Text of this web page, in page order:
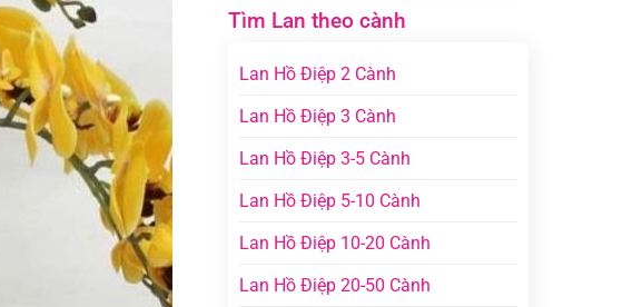
Tìm Lan theo cành
Lan Hồ Điệp 2 Cành
Lan Hồ Điệp 3 Cành
Lan Hồ Điệp 3-5 Cành
Lan Hồ Điệp 5-10 Cành
Lan Hồ Điệp 10-20 Cành
Lan Hồ Điệp 20-50 Cành